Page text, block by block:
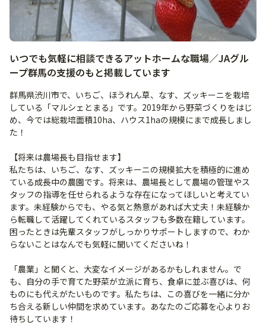
いつでも気軽に相談できるアットホームな職場／JAグル
ープ群馬の支援のもと掲載しています
群馬県渋川市で、いちご、ほうれん草、なす、ズッキーニを栽培
している「マルシェとまる」です。2019年から野菜づくりをはじ
め、今では総栽培面積10ha、ハウス1haの規模にまで成長しまし
た！
【将来は農場長も目指せます】
私たちは、いちご、なす、ズッキーニの規模拡大を積極的に進め
ている成長中の農園です。将来は、農場長として農場の管理やス
タッフの指導を任せられるような存在になってほしいと考えてい
ます。未経験からでも、やる気と熱意があれば大丈夫！未経験か
ら転職して活躍してくれているスタッフも多数在籍しています。
困ったときは先輩スタッフがしっかりサポートしますので、わか
らないことはなんでも気軽に聞いてくださいね！
「農業」と聞くと、大変なイメージがあるかもしれません。で
も、自分の手で育てた野菜が立派に育ち、食卓に並ぶ喜びは、何
ものにも代えがたいものです。私たちは、この喜びを一緒に分か
ち合える新しい仲間を求めています。あなたのご応募を心よりお
待ちしています！